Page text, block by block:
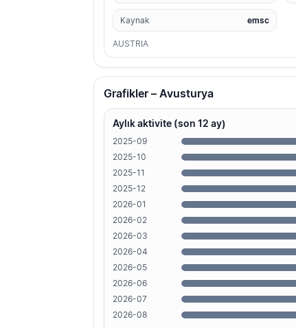
Kaynak emsc
AUSTRIA
Grafikler – Avusturya
Aylık aktivite (son 12 ay)
2025-09
2025-10
2025-11
2025-12
2026-01
2026-02
2026-03
2026-04
2026-05
2026-06
2026-07
2026-08